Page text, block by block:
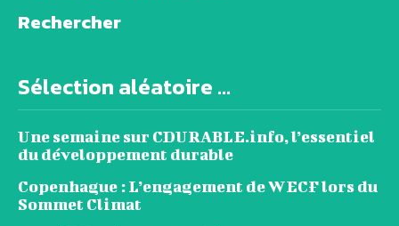
Rechercher
Sélection aléatoire ...
Une semaine sur CDURABLE.info, l’essentiel
du développement durable
Copenhague : L’engagement de WECF lors du
Sommet Climat